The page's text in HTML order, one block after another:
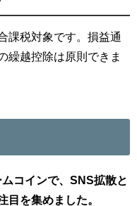
課税対象です。損益通
繰越控除は原則できま
コインで、SNS拡散と
目を集めました。